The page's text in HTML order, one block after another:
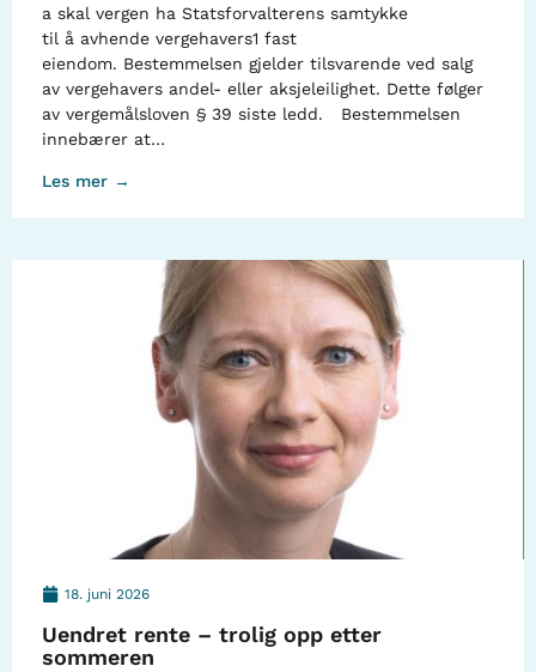
a skal vergen ha Statsforvalterens samtykke
til å avhende vergehavers1 fast
eiendom. Bestemmelsen gjelder tilsvarende ved salg
av vergehavers andel- eller aksjeleilighet. Dette følger
av vergemålsloven § 39 siste ledd. Bestemmelsen
innebærer at…
Les mer →
18. juni 2026
Uendret rente – trolig opp etter
sommeren